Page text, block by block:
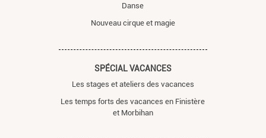
Danse
Nouveau cirque et magie
SPÉCIAL VACANCES
Les stages et ateliers des vacances
Les temps forts des vacances en Finistère
et Morbihan